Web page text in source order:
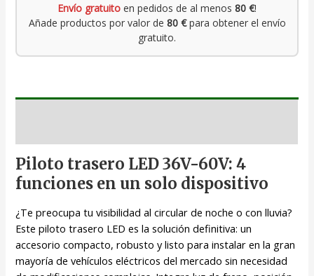
Envío gratuito en pedidos de al menos 80 €!
Añade productos por valor de 80 €para obtener el envío
gratuito.
Piloto trasero LED 36V-60V: 4
funciones en un solo dispositivo
¿Te preocupa tu visibilidad al circular de noche o con lluvia?
Este piloto trasero LED es la solución definitiva: un
accesorio compacto, robusto y listo para instalar en la gran
mayoría de vehículos eléctricos del mercado sin necesidad